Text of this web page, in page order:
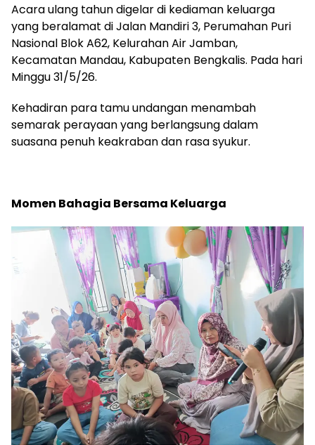
Acara ulang tahun digelar di kediaman keluarga
yang beralamat di Jalan Mandiri 3, Perumahan Puri
Nasional Blok A62, Kelurahan Air Jamban,
Kecamatan Mandau, Kabupaten Bengkalis. Pada hari
Minggu 31/5/26.
Kehadiran para tamu undangan menambah
semarak perayaan yang berlangsung dalam
suasana penuh keakraban dan rasa syukur.
Momen Bahagia Bersama Keluarga